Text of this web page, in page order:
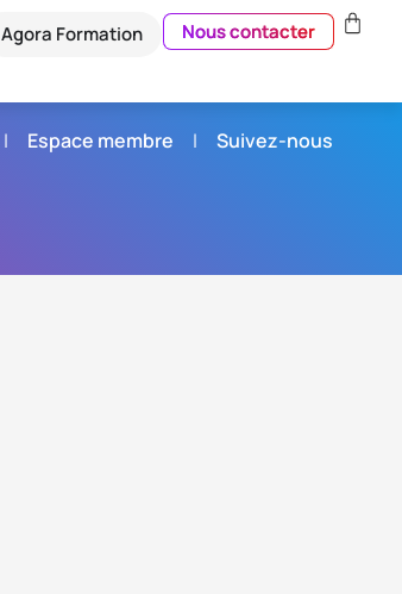
Agora Formation Nous contacter
Espace membre Suivez-nous